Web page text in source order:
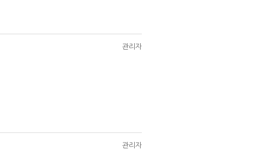
관리자
관리자